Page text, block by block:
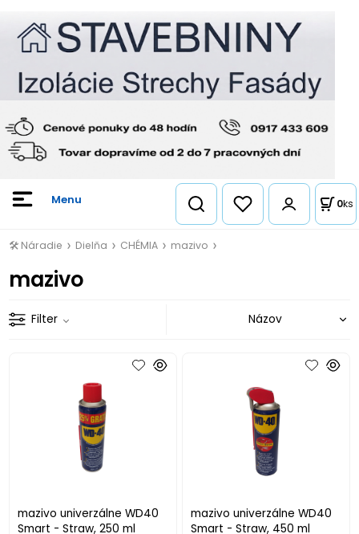
0ks
🛠️ Náradie Dielňa CHÉMIA mazivo
mazivo
Filter
mazivo univerzálne WD40
Smart - Straw, 250 ml
mazivo univerzálne WD40
Smart - Straw, 450 ml